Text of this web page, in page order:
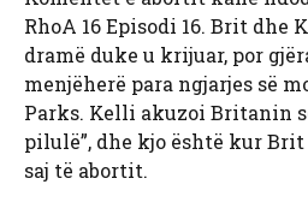
RhoA 16 Episodi 16. Brit
dramë duke u krijuar, por
menjëherë para ngjarjes së
Parks. Kelli akuzoi Britanin
pilulë”, dhe kjo është kur
saj të abortit.